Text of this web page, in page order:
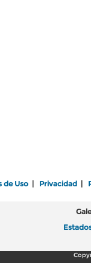
de Uso Privacidad